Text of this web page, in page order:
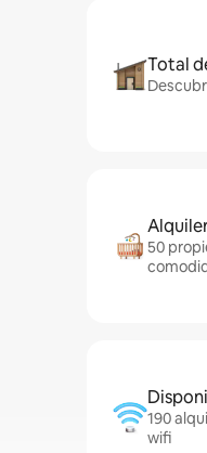
Total
50
190
wifi